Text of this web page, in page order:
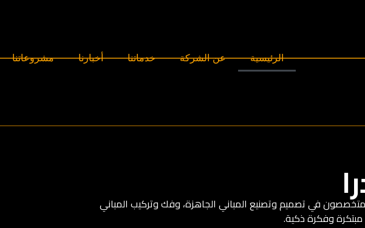
الرئيسية عن الشركة خدماتنا أخبارنا مشروعاتنا
في تصميم وتصنيع المباني الجاهزة، وفك وتركيب المباني
وفكرة ذكية.